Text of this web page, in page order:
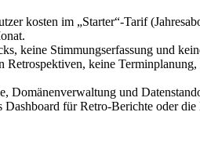
kosten im „Starter“-Tarif
keine Stimmungserfassung und
Retrospektiven, keine
Domänenverwaltung und
Dashboard für Retro-Berichte oder